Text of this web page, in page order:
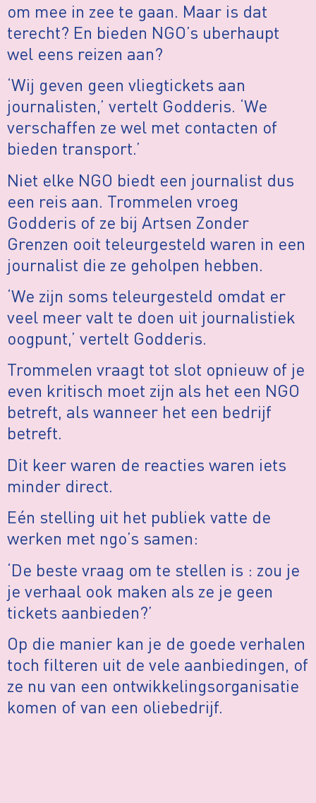
om mee in zee te gaan. Maar is dat
terecht? En bieden NGO’s uberhaupt
wel eens reizen aan?
‘Wij geven geen vliegtickets aan
journalisten,’ vertelt Godderis. ‘We
verschaffen ze wel met contacten of
bieden transport.’
Niet elke NGO biedt een journalist dus
een reis aan. Trommelen vroeg
Godderis of ze bij Artsen Zonder
Grenzen ooit teleurgesteld waren in een
journalist die ze geholpen hebben.
‘We zijn soms teleurgesteld omdat er
veel meer valt te doen uit journalistiek
oogpunt,’ vertelt Godderis.
Trommelen vraagt tot slot opnieuw of je
even kritisch moet zijn als het een NGO
betreft, als wanneer het een bedrijf
betreft.
Dit keer waren de reacties waren iets
minder direct.
Eén stelling uit het publiek vatte de
werken met ngo’s samen:
‘De beste vraag om te stellen is : zou je
je verhaal ook maken als ze je geen
tickets aanbieden?’
Op die manier kan je de goede verhalen
toch filteren uit de vele aanbiedingen, of
ze nu van een ontwikkelingsorganisatie
komen of van een oliebedrijf.